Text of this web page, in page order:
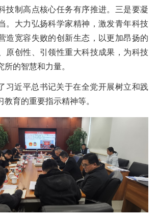
技制高点核心任务有序推进。三是要凝
。大力弘扬科学家精神，激发青年科技
造宽容失败的创新生态，以更加昂扬的
原创性、引领性重大科技成果，为科技
的智慧和力量。
习近平总书记关于在全党开展树立和践
育的重要指示精神等。